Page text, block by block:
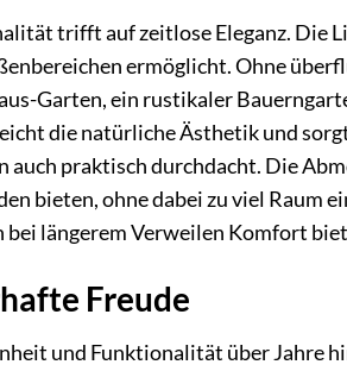
trifft auf zeitlose Eleganz. Die
ermöglicht. Ohne
Garten, ein rustikaler
die natürliche Ästhetik und
praktisch durchdacht. Die
bieten, ohne dabei zu viel Raum
bei längerem Verweilen Komfort
Freude
und Funktionalität über Jahre